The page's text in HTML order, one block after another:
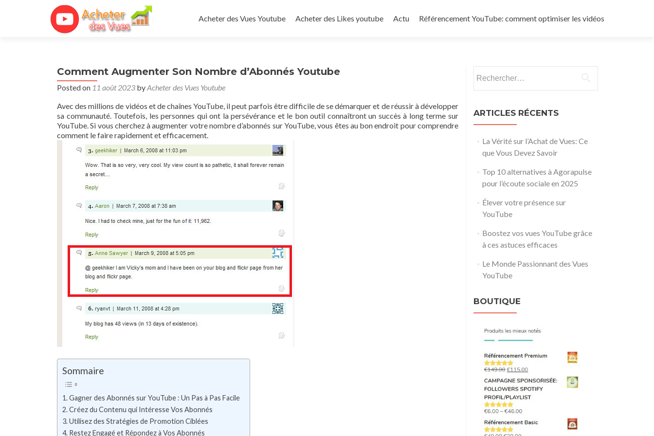
Acheter des Vues Youtube
Acheter des Likes youtube Actu Référencement YouTube: comment optimiser les vidéos
Comment Augmenter Son Nombre d’Abonnés Youtube
Posted on 11 août 2023 byAcheter des Vues Youtube
Avec des millions de vidéos et de chaînes YouTube, il peut parfois être difficile de se démarquer et de réussir à développer
sa communauté. Toutefois, les personnes qui ont la persévérance et le bon outil connaîtront un succès à long terme sur
YouTube. Si vous cherchez à augmenter votre nombre d’abonnés sur YouTube, vous êtes au bon endroit pour comprendre
comment le faire rapidement et efficacement.
Sommaire
1. Gagner des Abonnés sur YouTube : Un Pas à Pas Facile
2. Créez du Contenu qui Intéresse Vos Abonnés
3. Utilisez des Stratégies de Promotion Ciblées
4. Restez Engagé et Répondez à Vos Abonnés
ARTICLES RÉCENTS
La Vérité sur l’Achat de Vues: Ce
que Vous Devez Savoir
Top 10 alternatives à Agorapulse
pour l’écoute sociale en 2025
Élever votre présence sur
YouTube
Boostez vos vues YouTube grâce
à ces astuces efficaces
Le Monde Passionnant des Vues
YouTube
BOUTIQUE